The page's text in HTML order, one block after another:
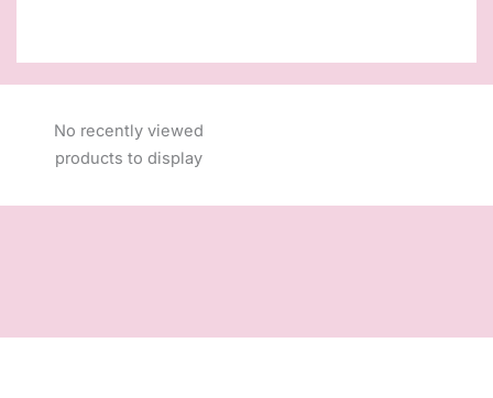
No recently viewed
products to display